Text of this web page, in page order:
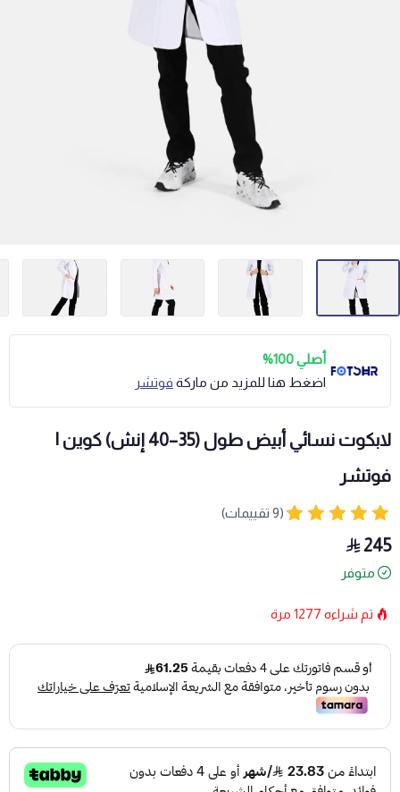
أصلي 100%
اضغط هنا للمزيد من ماركة فوتشر
لابكوت نسائي أبيض طول (35–40 إنش) كوين |
فوتشر
(9 تقييمات)
245
متوفر
تم شراءه 1277 مرة